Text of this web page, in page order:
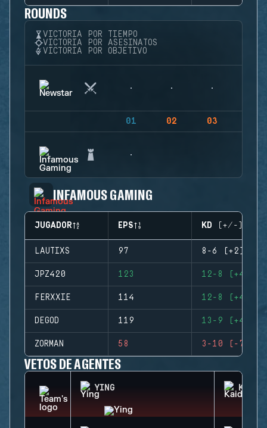
ROUNDS
VICTORIA POR TIEMPO
VICTORIA POR ASESINATOS
VICTORIA POR OBJETIVO
01 02 03
INFAMOUS GAMING
JUGADOR EPS KD (+/-)
LAUTIXS 97 8-6 (+2)
JPZ420 123 12-8 (+4)
FERXXIE 114 12-8 (+4)
DEGOD 119 13-9 (+4)
ZORMAN 58 3-10 (-7)
VETOS DE AGENTES
YING KAID